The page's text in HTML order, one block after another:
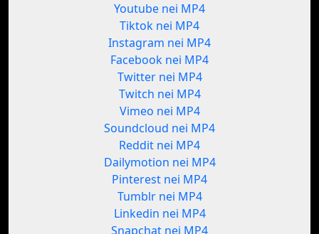
Youtube nei MP4
Tiktok nei MP4
Instagram nei MP4
Facebook nei MP4
Twitter nei MP4
Twitch nei MP4
Vimeo nei MP4
Soundcloud nei MP4
Reddit nei MP4
Dailymotion nei MP4
Pinterest nei MP4
Tumblr nei MP4
Linkedin nei MP4
Snapchat nei MP4